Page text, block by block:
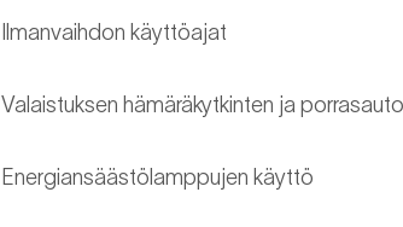
Ilmanvaihdon käyttöajat
Valaistuksen hämäräkytkinten ja
Energiansäästölamppujen käyttö